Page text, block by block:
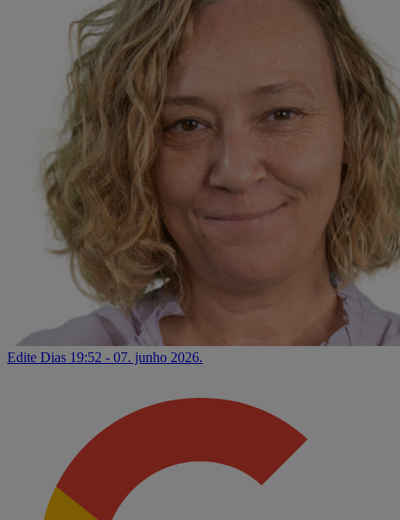
Edite Dias 19:52 - 07. junho 2026.